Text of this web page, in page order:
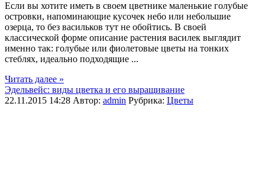
Если вы хотите иметь в своем цветнике маленькие голубые
островки, напоминающие кусочек небо или небольшие
озерца, то без васильков тут не обойтись. В своей
классической форме описание растения василек выглядит
именно так: голубые или фиолетовые цветы на тонких
стеблях, идеально подходящие ...
Читать далее »
Эдельвейс: виды цветка и его выращивание
22.11.2015 14:28 Автор: admin Рубрика: Цветы